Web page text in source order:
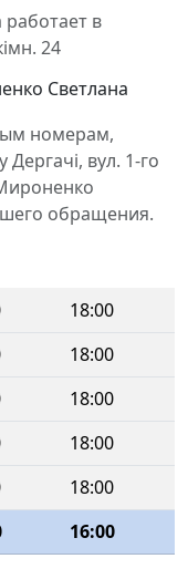
в
24
Светлана
номерам,
вул. 1-го
обращения.
18:00
18:00
18:00
18:00
18:00
16:00